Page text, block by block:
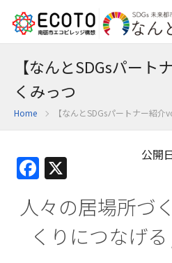
【なんとSDGsパー
くみっつ
Home 【なんとSDGsパートナー紹
公開
Facebook
人々の居場所づ
くりにつなげ